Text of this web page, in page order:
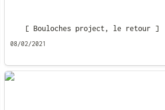
[ Bouloches project, le retour ]
08/02/2021
[ Tout le monde est limité ]